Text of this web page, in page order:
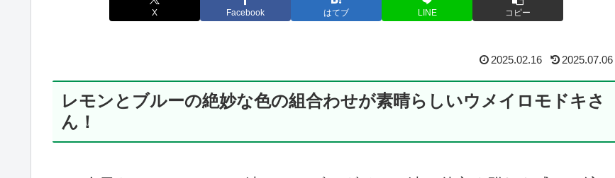
X Facebook はてブ LINE コピー
2025.02.16 2025.07.06
レモンとブルーの絶妙な色の組合わせが素晴らしいウメイロモドキさ
ん！